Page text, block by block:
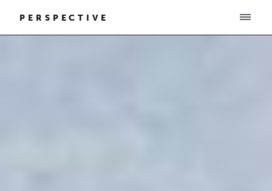
PERSPECTIVE